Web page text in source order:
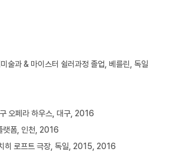
술과 & 마이스터 쉴러과정 졸업, 베를린, 독일
오페라 하우스, 대구, 2016
랫폼, 인천, 2016
히 로프트 극장, 독일, 2015, 2016